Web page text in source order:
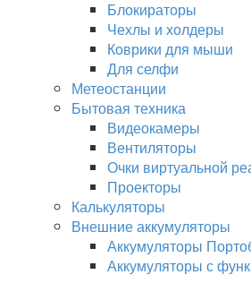
Блокираторы
Чехлы и холдеры
Коврики для мыши
Для селфи
Метеостанции
Бытовая техника
Видеокамеры
Вентиляторы
Очки виртуальной
Проекторы
Калькуляторы
Внешние аккумуляторы
Аккумуляторы
Аккумуляторы с